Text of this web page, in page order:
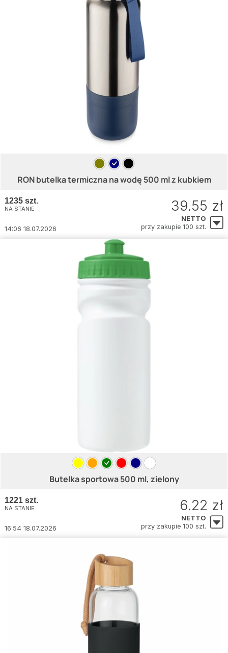
RON butelka termiczna na wodę 500 ml z kubkiem
1235 szt.
NA STANIE
14:06 18.07.2026
39.55 zł
NETTO
przy zakupie 100 szt.
Butelka sportowa 500 ml, zielony
1221 szt.
NA STANIE
16:54 18.07.2026
6.22 zł
NETTO
przy zakupie 100 szt.